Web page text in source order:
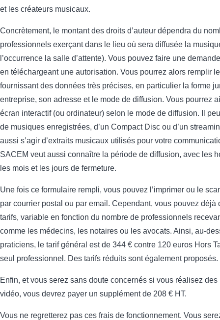
et les créateurs musicaux.
Concrètement, le montant des droits d’auteur dépendra du
professionnels exerçant dans le lieu où sera diffusée la
l’occurrence la salle d’attente). Vous pouvez faire une
en téléchargeant une autorisation. Vous pourrez alors remplir
fournissant des données très précises, en particulier la forme
entreprise, son adresse et le mode de diffusion. Vous pourrez
écran interactif (ou ordinateur) selon le mode de diffusion. Il
de musiques enregistrées, d’un Compact Disc ou d’un
aussi s’agir d’extraits musicaux utilisés pour votre
SACEM veut aussi connaître la période de diffusion, avec les
les mois et les jours de fermeture.
Une fois ce formulaire rempli, vous pouvez l’imprimer ou le
par courrier postal ou par email. Cependant, vous pouvez déjà
tarifs, variable en fonction du nombre de professionnels
comme les médecins, les notaires ou les avocats. Ainsi, au-
praticiens, le tarif général est de 344 € contre 120 euros Hors
seul professionnel. Des tarifs réduits sont également proposés.
Enfin, et vous serez sans doute concernés si vous réalisez des
vidéo, vous devrez payer un supplément de 208 € HT.
Vous ne regretterez pas ces frais de fonctionnement. Vous